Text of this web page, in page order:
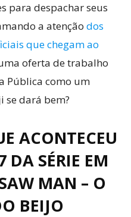
para despachar seus
a atenção dos
que chegam ao
oferta de trabalho
Pública como um
se dará bem?
ACONTECEU
DA SÉRIE EM
MAN – O
BEIJO